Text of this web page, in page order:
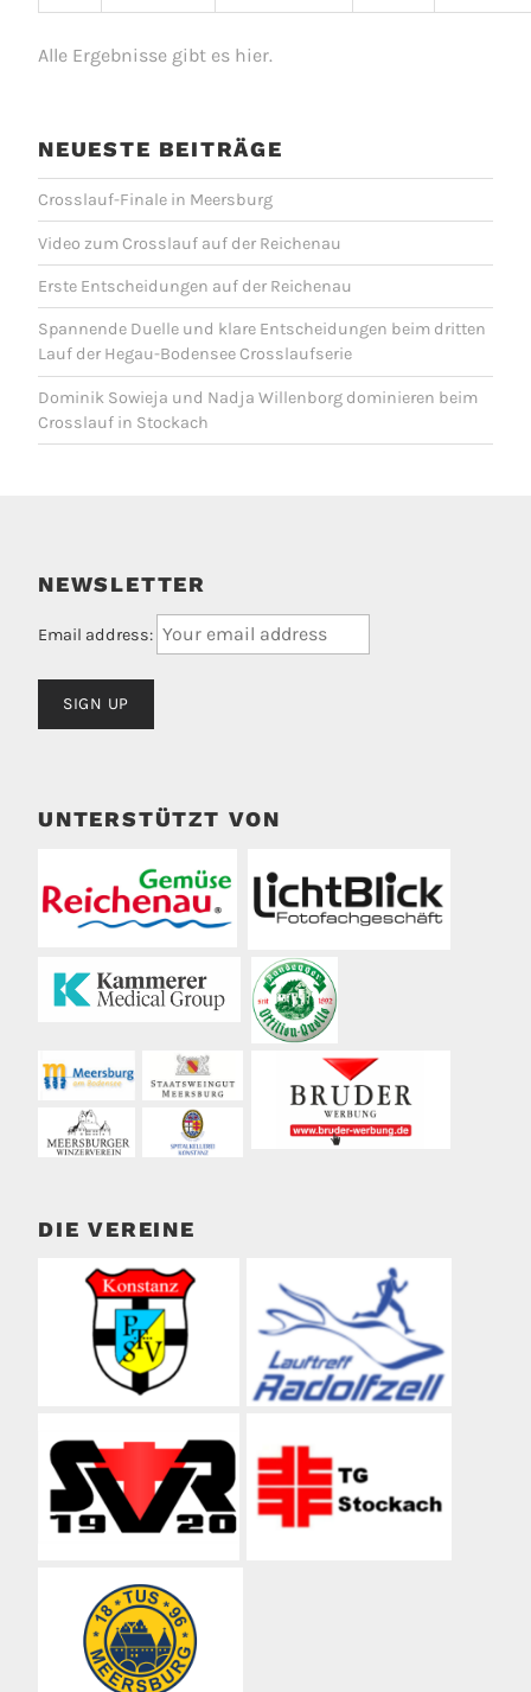
Alle Ergebnisse gibt es hier.
NEUESTE BEITRÄGE
Crosslauf-Finale in Meersburg
Video zum Crosslauf auf der Reichenau
Erste Entscheidungen auf der Reichenau
Spannende Duelle und klare Entscheidungen beim dritten
Lauf der Hegau-Bodensee Crosslaufserie
Dominik Sowieja und Nadja Willenborg dominieren beim
Crosslauf in Stockach
NEWSLETTER
Email address:
UNTERSTÜTZT VON
DIE VEREINE